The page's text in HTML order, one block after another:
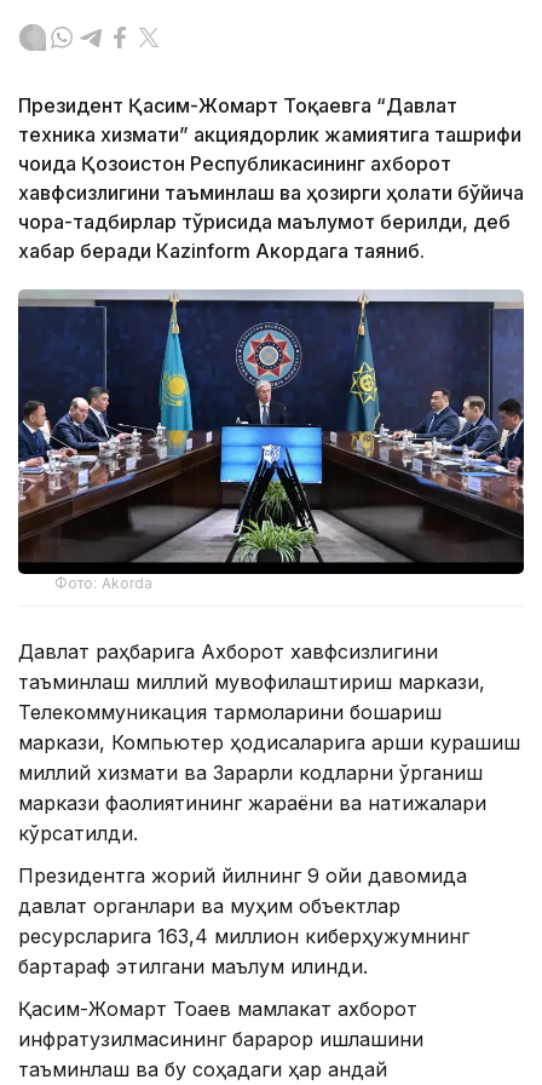
Президент Қасим-Жомарт Тоқаевга “Давлат
техника хизмати” акциядорлик жамиятига ташрифи
чоғида Қозоғистон Республикасининг ахборот
хавфсизлигини таъминлаш ва ҳозирги ҳолати бўйича
чора-тадбирлар тўғрисида маълумот берилди, деб
хабар беради Каzinform Акордага таяниб.
Фото: Akorda
Давлат раҳбарига Ахборот хавфсизлигини
таъминлаш миллий мувофиқлаштириш маркази,
Телекоммуникация тармоқларини бошқариш
маркази, Компьютер ҳодисаларига қарши курашиш
миллий хизмати ва Зарарли кодларни ўрганиш
маркази фаолиятининг жараёни ва натижалари
кўрсатилди.
Президентга жорий йилнинг 9 ойи давомида
давлат органлари ва муҳим объектлар
ресурсларига 163,4 миллион киберҳужумнинг
бартараф этилгани маълум қилинди.
Қасим-Жомарт Тоқаев мамлакат ахборот
инфратузилмасининг барқарор ишлашини
таъминлаш ва бу соҳадаги ҳар қандай